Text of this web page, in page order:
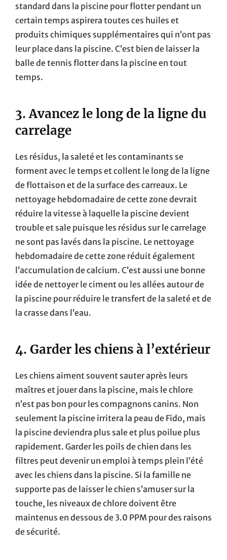
standard dans la piscine pour flotter pendant un
certain temps aspirera toutes ces huiles et
produits chimiques supplémentaires qui n’ont pas
leur place dans la piscine. C’est bien de laisser la
balle de tennis flotter dans la piscine en tout
temps.
3. Avancez le long de la ligne du
carrelage
Les résidus, la saleté et les contaminants se
forment avec le temps et collent le long de la ligne
de flottaison et de la surface des carreaux. Le
nettoyage hebdomadaire de cette zone devrait
réduire la vitesse à laquelle la piscine devient
trouble et sale puisque les résidus sur le carrelage
ne sont pas lavés dans la piscine. Le nettoyage
hebdomadaire de cette zone réduit également
l’accumulation de calcium. C’est aussi une bonne
idée de nettoyer le ciment ou les allées autour de
la piscine pour réduire le transfert de la saleté et de
la crasse dans l’eau.
4. Garder les chiens à l’extérieur
Les chiens aiment souvent sauter après leurs
maîtres et jouer dans la piscine, mais le chlore
n’est pas bon pour les compagnons canins. Non
seulement la piscine irritera la peau de Fido, mais
la piscine deviendra plus sale et plus poilue plus
rapidement. Garder les poils de chien dans les
filtres peut devenir un emploi à temps plein l’été
avec les chiens dans la piscine. Si la famille ne
supporte pas de laisser le chien s’amuser sur la
touche, les niveaux de chlore doivent être
maintenus en dessous de 3.0 PPM pour des raisons
de sécurité.